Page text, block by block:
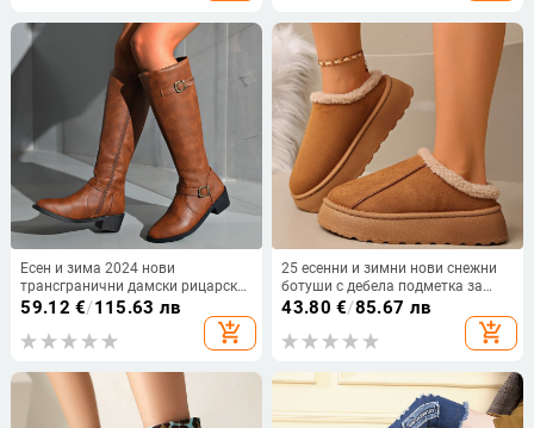
Есен и зима 2024 нови
трансгранични дамски рицарски
ботуши с големи размери,
декорация на катарама за колан,
европейски и американски дълги
59.12 €/115.63 лв
add_shopping_cart
25 есенни и зимни нови снежни
ботуши с дебела подметка за
жени, износ от трансграничен
модел, голям размер, пухкави
пръсти, с поларена подплата,
43.80 €/85.67 лв
add_shopping_cart